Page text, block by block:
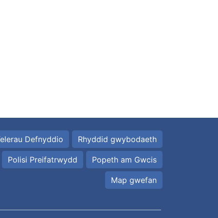
Defnyddio Rhyddid gwybodaeth
Polisi Preifatrwydd Popeth am Gwcis
Map gwefan